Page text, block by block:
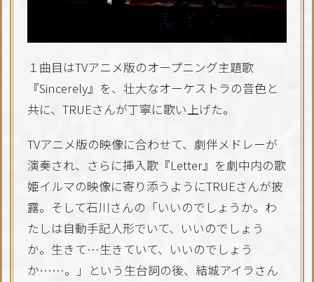
１曲目はTVアニメ版のオープニング主題歌
『Sincerely』を、壮大なオーケストラの音色と
共に、TRUEさんが丁寧に歌い上げた。
TVアニメ版の映像に合わせて、劇伴メドレーが
演奏され、さらに挿入歌『Letter』を劇中内の歌
姫イルマの映像に寄り添うようにTRUEさんが披
露。そして石川さんの「いいのでしょうか。わ
たしは自動手記人形でいて、いいのでしょう
か。生きて…生きていて、いいのでしょう
か……。」という生台詞の後、結城アイラさん